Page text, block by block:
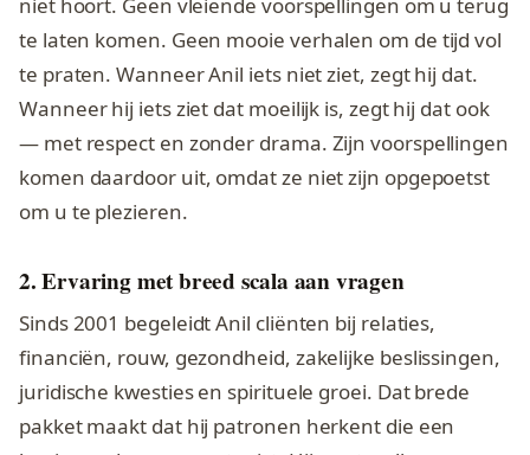
te laten komen. Geen mooie verhalen om de tijd vol
te praten. Wanneer Anil iets niet ziet, zegt hij dat.
Wanneer hij iets ziet dat moeilijk is, zegt hij dat ook
— met respect en zonder drama. Zijn voorspellingen
komen daardoor uit, omdat ze niet zijn opgepoetst
om u te plezieren.
2. Ervaring met breed scala aan vragen
Sinds 2001 begeleidt Anil cliënten bij relaties,
financiën, rouw, gezondheid, zakelijke beslissingen,
juridische kwesties en spirituele groei. Dat brede
pakket maakt dat hij patronen herkent die een